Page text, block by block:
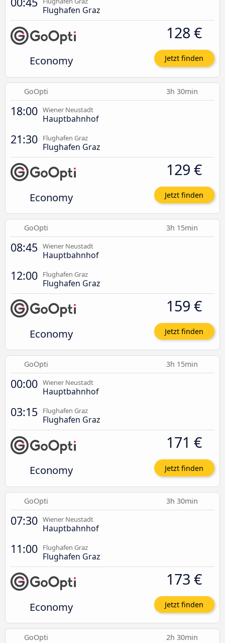
Flughafen Graz
Economy
128 €
Jetzt finden
GoOpti 3h 30min
18:00 Wiener Neustadt
Hauptbahnhof
21:30 Flughafen Graz
Flughafen Graz
Economy
129 €
Jetzt finden
GoOpti 3h 15min
08:45 Wiener Neustadt
Hauptbahnhof
12:00 Flughafen Graz
Flughafen Graz
Economy
159 €
Jetzt finden
GoOpti 3h 15min
00:00 Wiener Neustadt
Hauptbahnhof
03:15 Flughafen Graz
Flughafen Graz
Economy
171 €
Jetzt finden
GoOpti 3h 30min
07:30 Wiener Neustadt
Hauptbahnhof
11:00 Flughafen Graz
Flughafen Graz
Economy
173 €
Jetzt finden
GoOpti 2h 30min